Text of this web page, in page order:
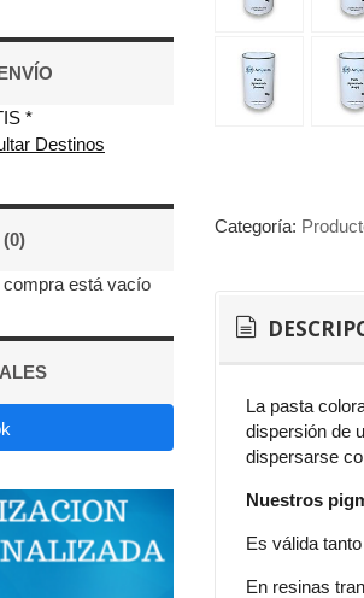
*
Destinos
compra está vacío
Categoría:
La pasta
dispersión de
dispersarse
Nuestros
Es válida
En resinas